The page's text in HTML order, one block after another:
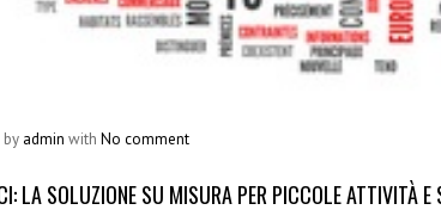
by admin with No comment
LA SOLUZIONE SU MISURA PER PICCOLE ATTIVITÀ E